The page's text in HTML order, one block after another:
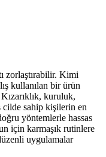
zorlaştırabilir. Kimi
kullanılan bir ürün
kuruluk,
cilde sahip kişilerin en
yöntemlerle hassas
için karmaşık rutinlere
uygulamalar